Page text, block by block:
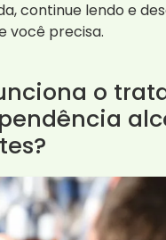
continue lendo e
você precisa.
o